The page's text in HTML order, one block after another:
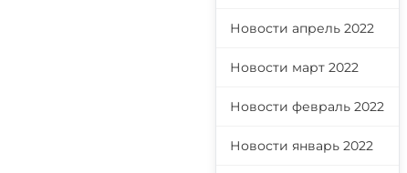
Новости апрель 2022
Новости март 2022
Новости февраль 2022
Новости январь 2022